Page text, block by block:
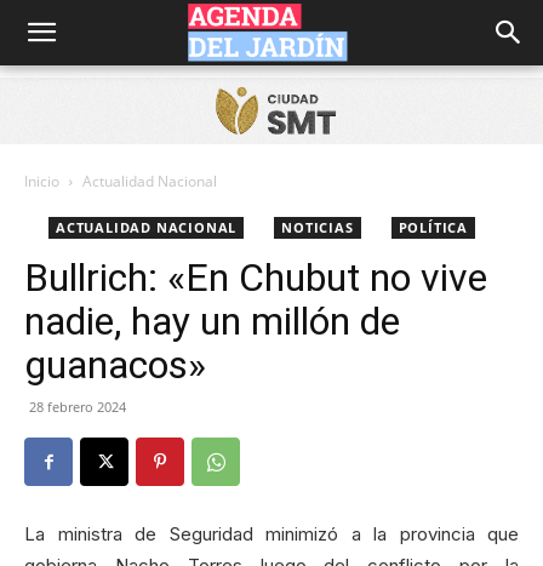
Agenda
Jardín
Inicio Actualidad Nacional
ACTUALIDAD NACIONAL NOTICIAS POLÍTICA
Bullrich: «En Chubut no vive
nadie, hay un millón de
guanacos»
28 febrero 2024
La ministra de Seguridad minimizó a la provincia que